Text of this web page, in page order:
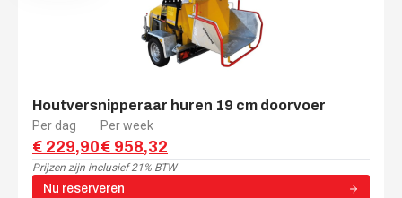
Houtversnipperaar huren 19 cm doorvoer
Per dag
€ 229,90
Per week
€ 958,32
Prijzen zijn inclusief 21% BTW
Nu reserveren